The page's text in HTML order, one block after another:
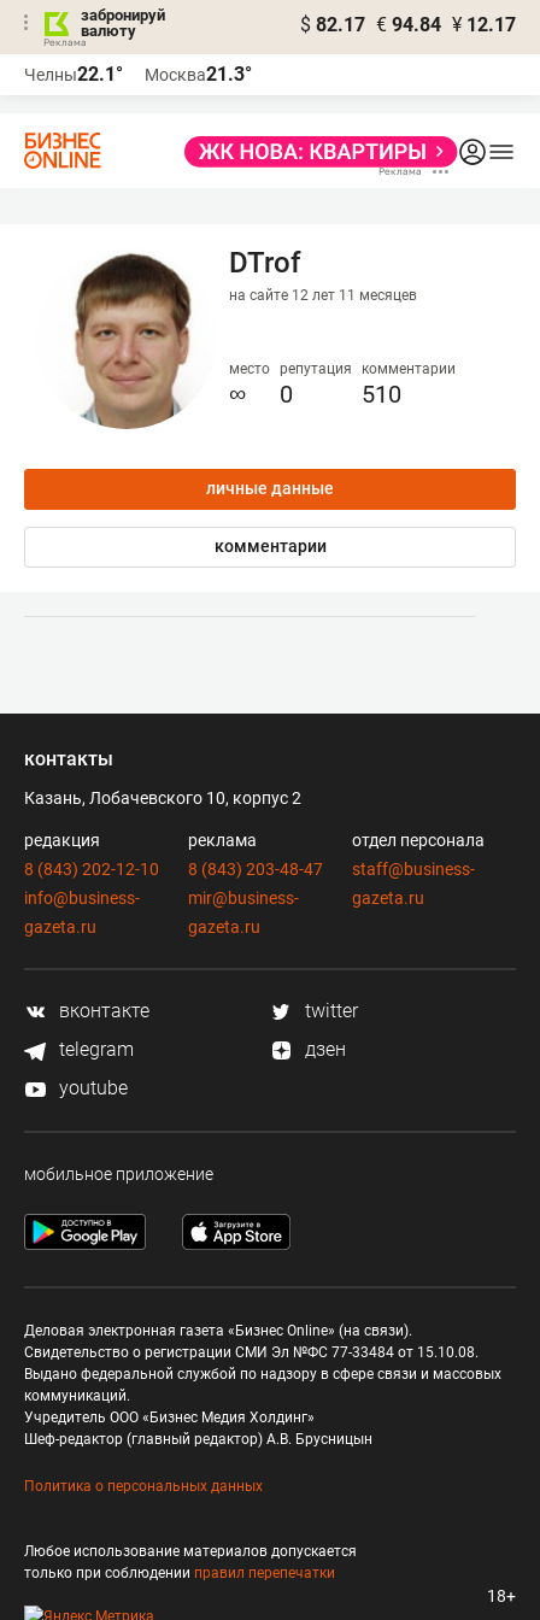
забронируй
валюту
$ 82.17 € 94.84 ¥ 12.17
Челны22.1° Москва21.3°
DTrof
на сайте 12 лет 11 месяцев
место
∞
репутация
0
комментарии
510
личные данные
комментарии
контакты
Казань, Лобачевского 10, корпус 2
редакция
8 (843) 202-12-10
info@business-
gazeta.ru
реклама
8 (843) 203-48-47
mir@business-
gazeta.ru
отдел персонала
staff@business-
gazeta.ru
вконтакте
twitter
telegram
дзен
youtube
мобильное приложение
Деловая электронная газета «Бизнес Online» (на связи).
Свидетельство о регистрации СМИ Эл №ФС 77-33484 от 15.10.08.
Выдано федеральной службой по надзору в сфере связи и массовых
коммуникаций.
Учредитель ООО «Бизнес Медия Холдинг»
Шеф-редактор (главный редактор) А.В. Брусницын
Политика о персональных данных
Любое использование материалов допускается
только при соблюдении правил перепечатки
18+